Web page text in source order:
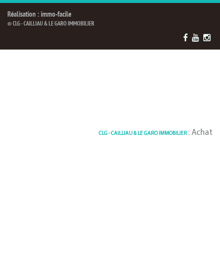
Réalisation : immo-facile
© CLG - CAILLIAU & LE GARO IMMOBILIER
CLG - CAILLIAU & LE GARO IMMOBILIER: Achat /